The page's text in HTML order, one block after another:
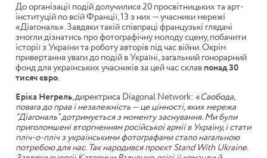
До організації подій долучилися 20 просвітницьких та арт-
інституцій по всій Франції, 13 з них — учасники мережі
«Діагональ». Завдяки такій співпраці французькі глядачі
змогли дізнатись про фотографічну молоду сцену, побачити
історії з України та роботу авторів під час війни. Окрім
привертання уваги до подій в Україні, загальний гонорарний
фонд для українських учасників за цей час склавпонад 30
тисяч євро.
Еріка Негрель, директриса Diagonal Network: «Свобода,
повага до прав і незалежність — це цінності, яких мережа
“Діагональ” дотримується з моменту заснування. Ми були
приголомшені вторгненням російської армії в Україну, і стати
пліч-о-пліч з українськими фотографами стало нагальною
потребою для нас. Так народився проєкт Stand With Ukraine.